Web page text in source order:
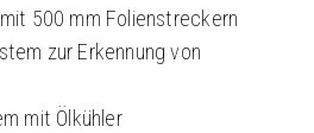
500 mm Folienstreckern
zur Erkennung von
mit Ölkühler